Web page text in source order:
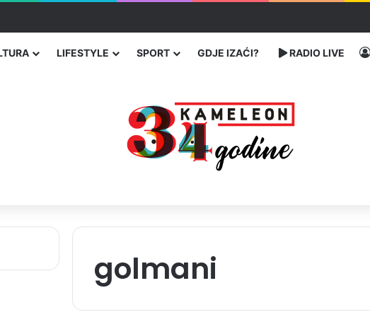
nesreća u Banovićima, poginuo 60-godišnji vozač
LIFESTYLE SPORT GDJE IZAĆI? RADIO LIVE
golmani